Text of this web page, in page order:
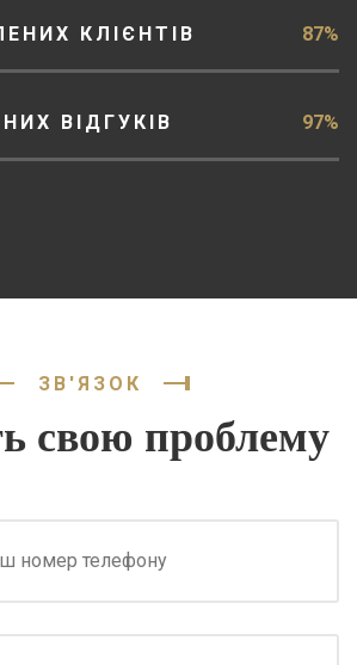
КЛІЄНТІВ 87%
ВІДГУКІВ 97%
ЗВ'ЯЗОК
свою проблему